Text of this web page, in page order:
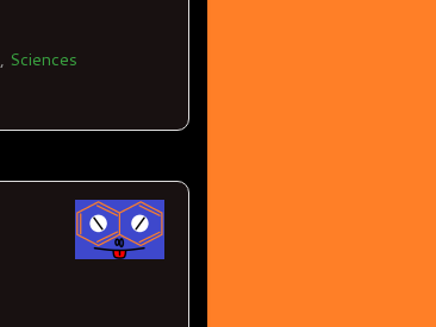
, Sciences